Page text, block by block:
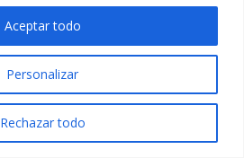
Personalizar
Rechazar todo
Aceptar todo